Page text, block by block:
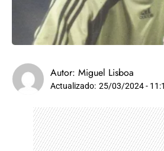
Autor: Miguel Lisboa
Actualizado: 25/03/2024 -